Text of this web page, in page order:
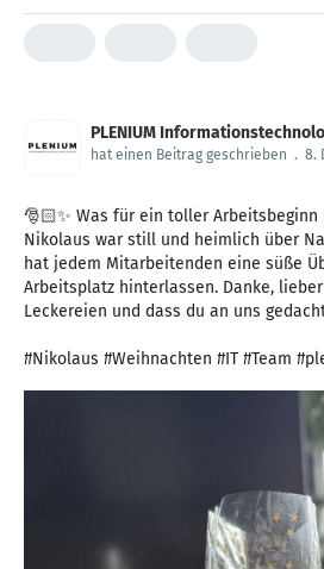
PLENIUM
hat einen Beitrag geschrieben . 8.
🎅🏻✨ Was für ein toller Arbeitsbeginn
Nikolaus war still und heimlich über
hat jedem Mitarbeitenden eine süße
Arbeitsplatz hinterlassen. Danke,
Leckereien und dass du an uns
#Nikolaus #Weihnachten #IT #Team